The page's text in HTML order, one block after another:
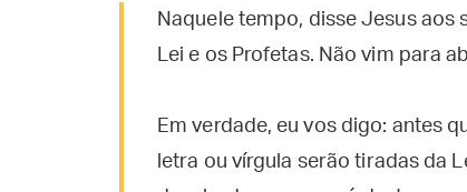
Naquele tempo, disse Jesus aos
Lei e os Profetas. Não vim para
Em verdade, eu vos digo: antes
letra ou vírgula serão tiradas da